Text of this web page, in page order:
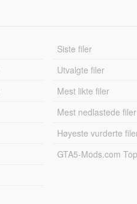
Siste filer
Utvalgte filer
Mest likte filer
Mest nedlastede filer
Høyeste vurderte
GTA5-Mods.com